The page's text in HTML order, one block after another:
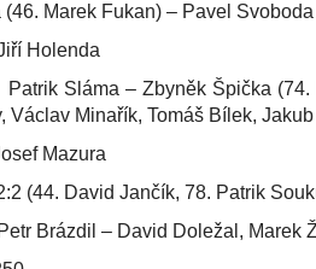
Marek Fukan) – Pavel
Sláma – Zbyněk Špička (74.
Václav Minařík, Tomáš Bílek, Jakub
David Jančík, 78. Patrik Soukup
– David Doležal, Marek